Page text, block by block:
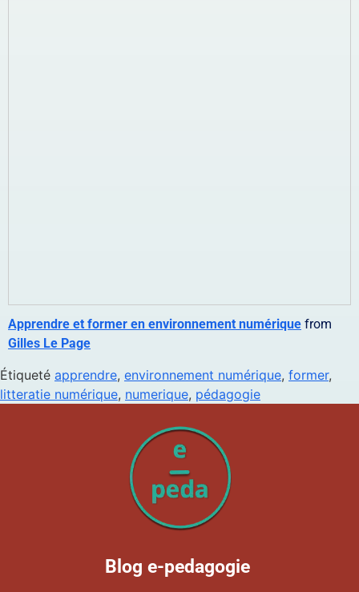
Apprendre et former en environnement numérique from
Gilles Le Page
Étiqueté apprendre, environnement numérique, former,
litteratie numérique, numerique, pédagogie
Blog e-pedagogie